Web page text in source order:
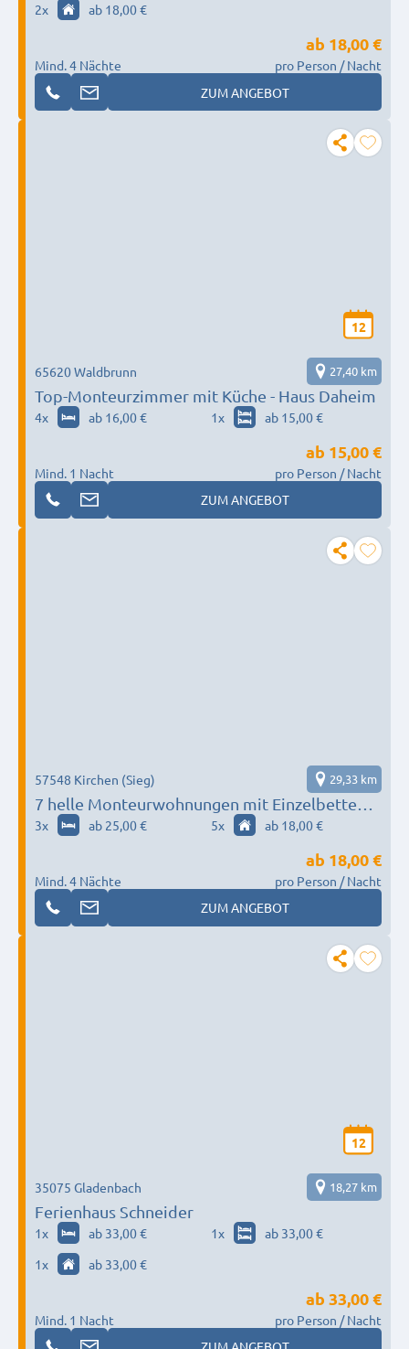
2x ab 18,00 €
Mind. 4 Nächte
ab 18,00 €
pro Person / Nacht
ZUM ANGEBOT
12
Top-Monteurzimmer mit Küche - Haus Daheim
65620 Waldbrunn 27,40 km
4x ab 16,00 € 1x ab 15,00 €
Mind. 1 Nacht
ab 15,00 €
pro Person / Nacht
ZUM ANGEBOT
7 helle Monteurwohnungen mit Einzelbetten
als Einzelzimmer oder Doppelzimmer buchbar.
57548 Kirchen (Sieg) 29,33 km
3x ab 25,00 € 5x ab 18,00 €
Mind. 4 Nächte
ab 18,00 €
pro Person / Nacht
ZUM ANGEBOT
12
Ferienhaus Schneider
35075 Gladenbach 18,27 km
1x ab 33,00 € 1x
ab 33,00 €
1x ab 33,00 €
Mind. 1 Nacht
ab 33,00 €
pro Person / Nacht